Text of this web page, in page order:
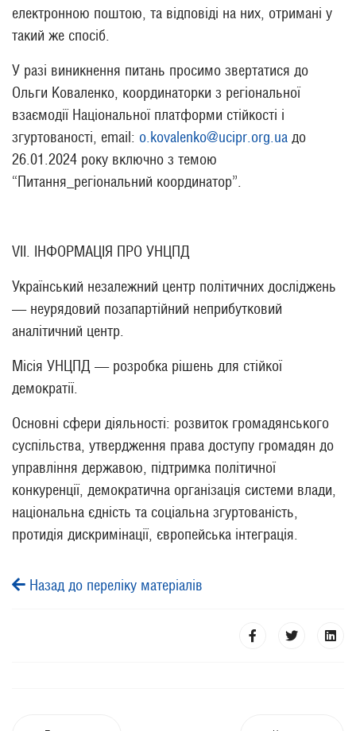
електронною поштою, та відповіді на них, отримані у
такий же спосіб.
У разі виникнення питань просимо звертатися до
Ольги Коваленко, координаторки з регіональної
взаємодії Національної платформи стійкості і
згуртованості, email: o.kovalenko@ucipr.org.ua до
26.01.2024 року включно з темою
“Питання_регіональний координатор”.
VII. ІНФОРМАЦІЯ ПРО УНЦПД
Український незалежний центр політичних досліджень
— неурядовий позапартійний неприбутковий
аналітичний центр.
Місія УНЦПД — розробка рішень для стійкої
демократії.
Основні сфери діяльності: розвиток громадянського
суспільства, утвердження права доступу громадян до
управління державою, підтримка політичної
конкуренції, демократична організація системи влади,
національна єдність та соціальна згуртованість,
протидія дискримінації, європейська інтеграція.
Назад до переліку матеріалів